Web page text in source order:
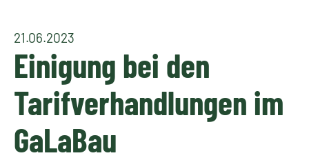
21.06.2023
Einigung bei den
Tarifverhandlungen im
GaLaBau